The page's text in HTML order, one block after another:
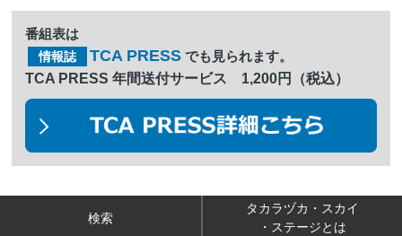
番組表は
情報誌 TCA PRESS でも見られます。
TCA PRESS 年間送付サービス 1,200円（税込）
検索
タカラヅカ・スカイ
・ステージとは